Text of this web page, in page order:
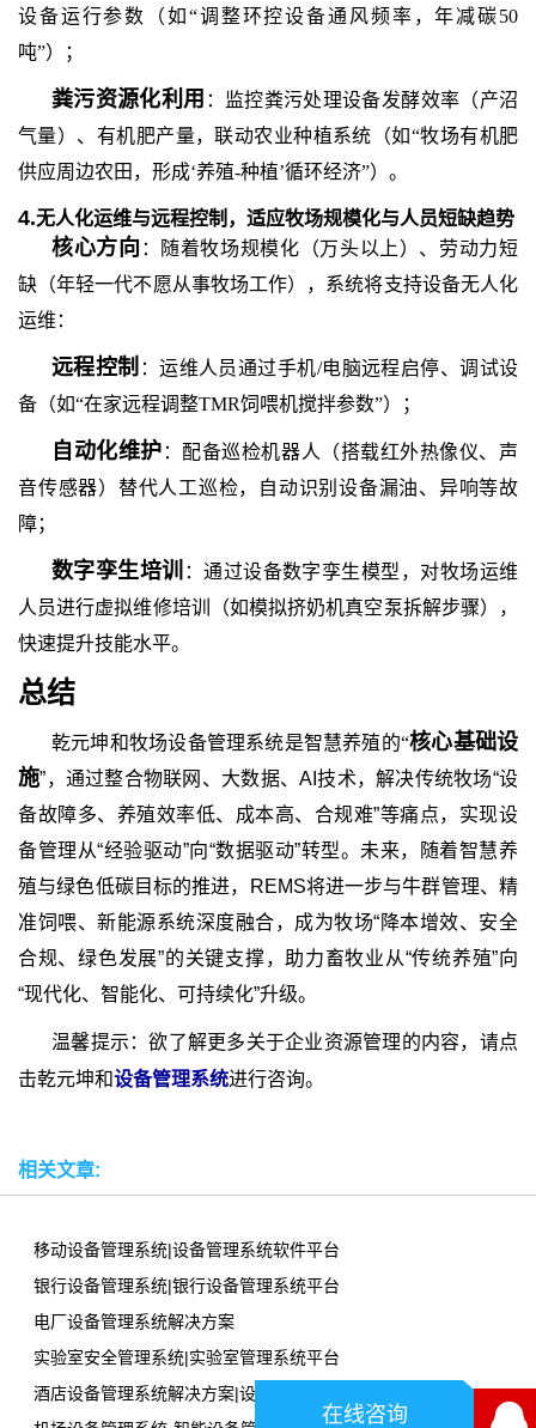
设备运行参数（如“调整环控设备通风频率，年减碳50
吨”）；
粪污资源化利用 ：监控粪污处理设备发酵效率（产沼
气量）、有机肥产量，联动农业种植系统（如“牧场有机肥
供应周边农田，形成‘养殖-种植’循环经济”）。
4.无人化运维与远程控制，适应牧场规模化与人员短缺趋势
核心方向 ：随着牧场规模化（万头以上）、劳动力短
缺（年轻一代不愿从事牧场工作），系统将支持设备无人化
运维：
远程控制 ：运维人员通过手机/电脑远程启停、调试设
备（如“在家远程调整TMR饲喂机搅拌参数”）；
自动化维护 ：配备巡检机器人（搭载红外热像仪、声
音传感器）替代人工巡检，自动识别设备漏油、异响等故
障；
数字孪生培训 ：通过设备数字孪生模型，对牧场运维
人员进行虚拟维修培训（如模拟挤奶机真空泵拆解步骤），
快速提升技能水平。
总结
乾元坤和牧场设备管理系统是智慧养殖的“核心基础设
施”，通过整合物联网、大数据、AI技术，解决传统牧场“设
备故障多、养殖效率低、成本高、合规难”等痛点，实现设
备管理从“经验驱动”向“数据驱动”转型。未来，随着智慧养
殖与绿色低碳目标的推进，REMS将进一步与牛群管理、精
准饲喂、新能源系统深度融合，成为牧场“降本增效、安全
合规、绿色发展”的关键支撑，助力畜牧业从“传统养殖”向
“现代化、智能化、可持续化”升级。
温馨提示：欲了解更多关于企业资源管理的内容，请点
击乾元坤和设备管理系统进行咨询。
相关文章:
移动设备管理系统|设备管理系统软件平台
银行设备管理系统|银行设备管理系统平台
电厂设备管理系统解决方案
实验室安全管理系统|实验室管理系统平台
酒店设备管理系统解决方案|设备管理系统软件平台
在线咨询